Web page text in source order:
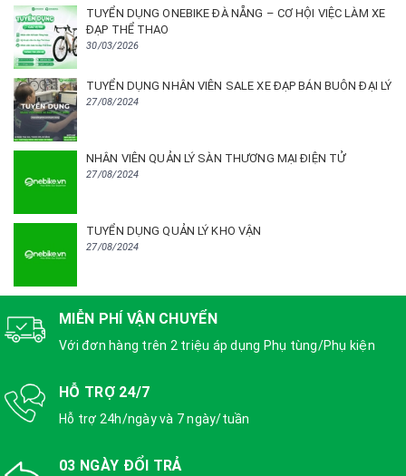
TUYỂN DỤNG ONEBIKE ĐÀ NẴNG – CƠ HỘI VIỆC LÀM XE
ĐẠP THỂ THAO
30/03/2026
TUYỂN DỤNG NHÂN VIÊN SALE XE ĐẠP BÁN BUÔN ĐẠI LÝ
27/08/2024
NHÂN VIÊN QUẢN LÝ SÀN THƯƠNG MẠI ĐIỆN TỬ
27/08/2024
TUYỂN DỤNG QUẢN LÝ KHO VẬN
27/08/2024
MIỄN PHÍ VẬN CHUYỂN
Với đơn hàng trên 2 triệu áp dụng Phụ tùng/Phụ kiện
HỖ TRỢ 24/7
Hỗ trợ 24h/ngày và 7 ngày/tuần
03 NGÀY ĐỔI TRẢ